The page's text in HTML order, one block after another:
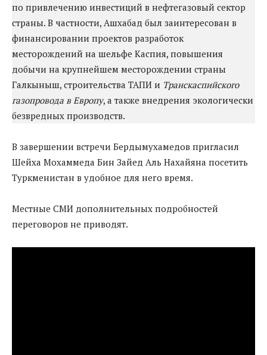
по привлечению инвестиций в нефтегазовый сектор
страны. В частности, Ашхабад был заинтересован в
финансировании проектов разработок
месторождений на шельфе Каспия, повышения
добычи на крупнейшем месторождении страны
Галкыныш, строительства ТАПИ и Транскаспийского
газопровода в Европу, а также внедрения экологически
безвредных производств.
В завершении встречи Бердымухамедов пригласил
Шейха Мохаммеда Бин Зайед Аль Нахайяна посетить
Туркменистан в удобное для него время.
Местные СМИ дополнительных подробностей
переговоров не приводят.